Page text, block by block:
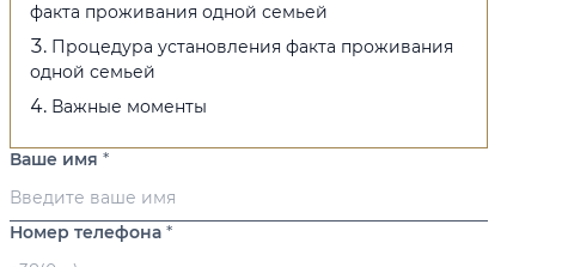
факта проживания одной семьей
Процедура установления факта проживания
одной семьей
Важные моменты
Ваше имя *
Номер телефона *